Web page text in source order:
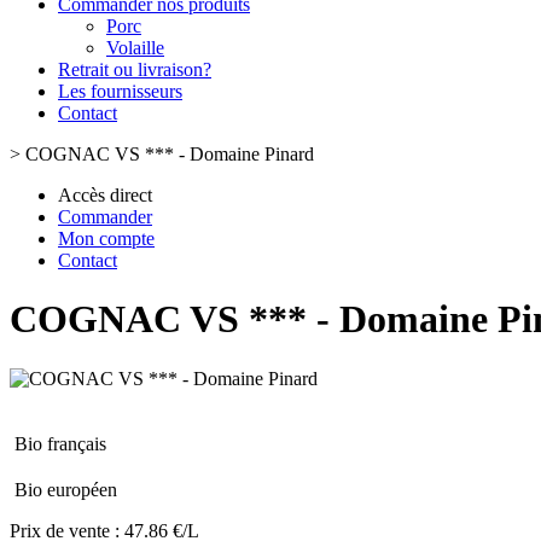
Commander nos produits
Porc
Volaille
Retrait ou livraison?
Les fournisseurs
Contact
> COGNAC VS *** - Domaine Pinard
Accès direct
Commander
Mon compte
Contact
COGNAC VS *** - Domaine
Bio français
Bio européen
Prix de vente : 47.86 €/L